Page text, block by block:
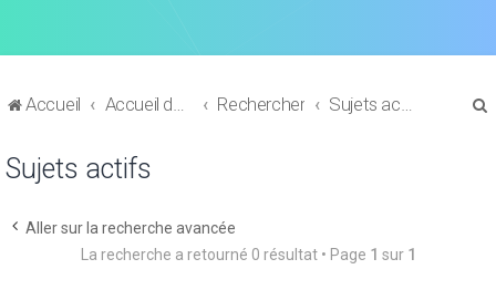
Accueil Accueil du forum Rechercher Sujets actifs
Sujets actifs
Aller sur la recherche avancée
La recherche a retourné 0 résultat • Page 1 sur 1